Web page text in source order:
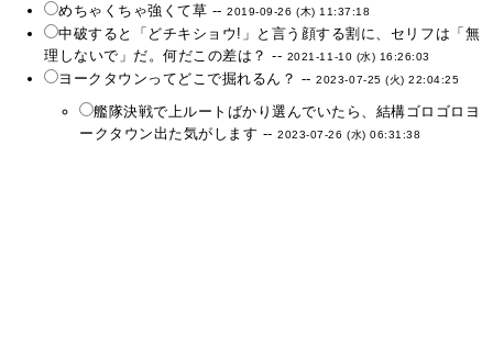
めちゃくちゃ強くて草 --2019-09-26 (木) 11:37:18
中破すると「どチキショウ!」と言う顔する割に、セリフは「無
理しないで」だ。何だこの差は？ -- 2021-11-10 (水) 16:26:03
ヨークタウンってどこで掘れるん？ --2023-07-25 (火) 22:04:25
艦隊決戦で上ルートばかり選んでいたら、結構ゴロゴロヨ
ークタウン出た気がします --2023-07-26 (水) 06:31:38